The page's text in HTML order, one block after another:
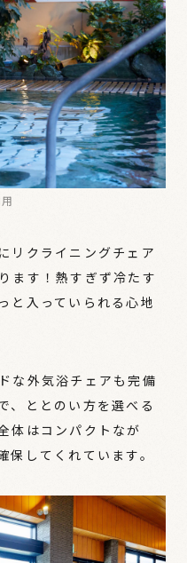
リクライニングチェア
ます！熱すぎず冷たす
と入っていられる心地
な外気浴チェアも完備
、ととのい方を選べる
体はコンパクトなが
保してくれています。